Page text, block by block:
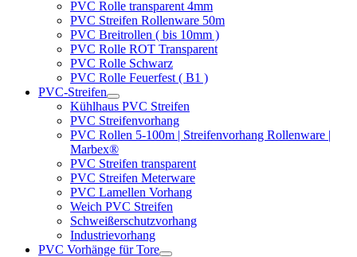
PVC Rolle transparent 4mm
PVC Streifen Rollenware 50m
PVC Breitrollen ( bis 10mm )
PVC Rolle ROT Transparent
PVC Rolle Schwarz
PVC Rolle Feuerfest ( B1 )
PVC-Streifen
Kühlhaus PVC Streifen
PVC Streifenvorhang
PVC Rollen 5-100m | Streifenvorhang Rollenware |
Marbex®
PVC Streifen transparent
PVC Streifen Meterware
PVC Lamellen Vorhang
Weich PVC Streifen
Schweißerschutzvorhang
Industrievorhang
PVC Vorhänge für Tore